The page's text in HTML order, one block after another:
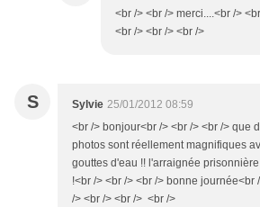
<br /> <br /> merci....<br />
<br /> <br /> <br />
S Sylvie 25/01/2012 08:59
<br /> bonjour<br /> <br /> <br /> que
photos sont réellement magnifiques
gouttes d'eau !! l'arraignée
!<br /> <br /> <br /> bonne journée<br
/> <br /> <br /> <br />